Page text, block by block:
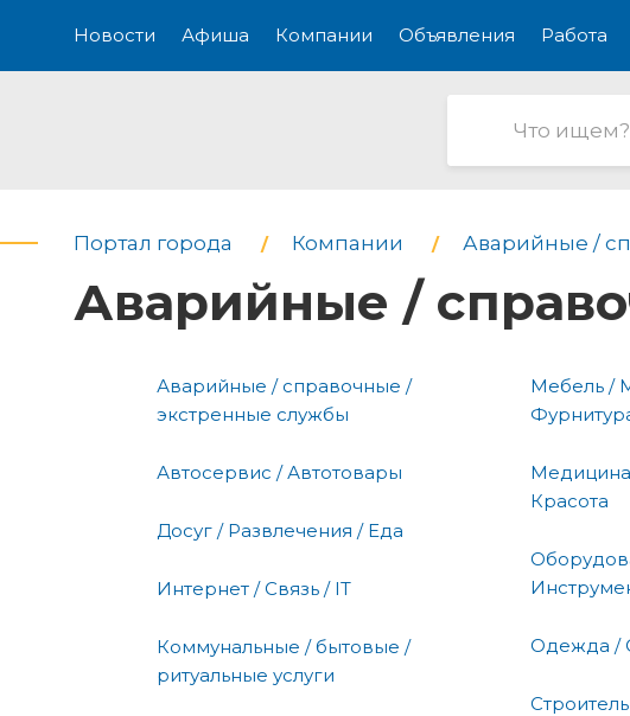
Новости Афиша Компании Объявления Работа
Портал города Компании Аварийные /
Аварийные /
Аварийные / справочные /
экстренные службы
Автосервис / Автотовары
Досуг / Развлечения / Еда
Интернет / Связь / IT
Коммунальные / бытовые /
ритуальные услуги
Мебель /
Красота
Одежда /